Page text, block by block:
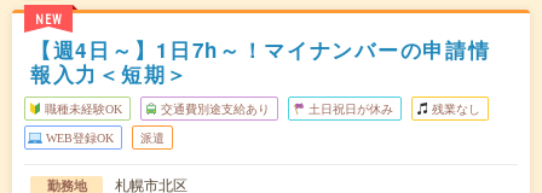
NEW
【週4日～】1日7h～！マイナンバーの申請情
報入力＜短期＞
職種未経験OK 交通費別途支給あり 土日祝日が休み 残業なし
WEB登録OK 派遣
勤務地 札幌市北区